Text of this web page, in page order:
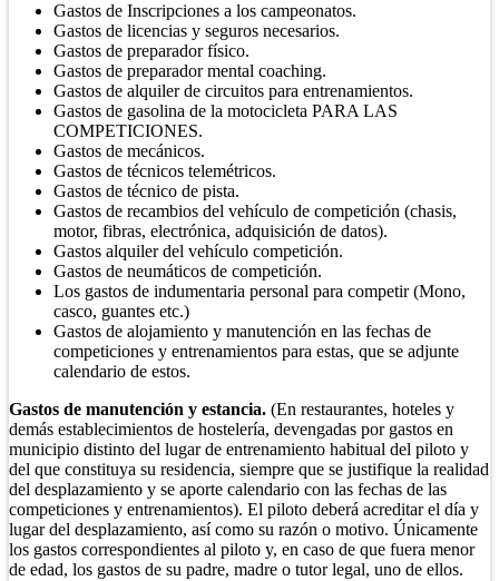
Gastos de Inscripciones a los campeonatos.
Gastos de licencias y seguros necesarios.
Gastos de preparador físico.
Gastos de preparador mental coaching.
Gastos de alquiler de circuitos para entrenamientos.
Gastos de gasolina de la motocicleta PARA LAS
COMPETICIONES.
Gastos de mecánicos.
Gastos de técnicos telemétricos.
Gastos de técnico de pista.
Gastos de recambios del vehículo de competición (chasis,
motor, fibras, electrónica, adquisición de datos).
Gastos alquiler del vehículo competición.
Gastos de neumáticos de competición.
Los gastos de indumentaria personal para competir (Mono,
casco, guantes etc.)
Gastos de alojamiento y manutención en las fechas de
competiciones y entrenamientos para estas, que se adjunte
calendario de estos.
Gastos de manutención y estancia. (En restaurantes, hoteles y
demás establecimientos de hostelería, devengadas por gastos en
municipio distinto del lugar de entrenamiento habitual del piloto y
del que constituya su residencia, siempre que se justifique la realidad
del desplazamiento y se aporte calendario con las fechas de las
competiciones y entrenamientos). El piloto deberá acreditar el día y
lugar del desplazamiento, así como su razón o motivo. Únicamente
los gastos correspondientes al piloto y, en caso de que fuera menor
de edad, los gastos de su padre, madre o tutor legal, uno de ellos.